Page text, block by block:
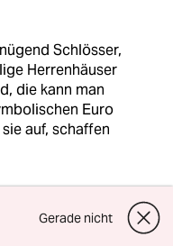
Schlösser,
Herrenhäuser
die kann man
Euro
auf, schaffen
Gerade nicht